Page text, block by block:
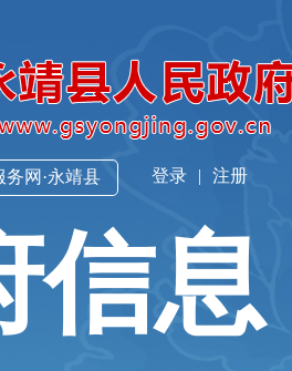
登录 | 注册
网·永靖县
信息